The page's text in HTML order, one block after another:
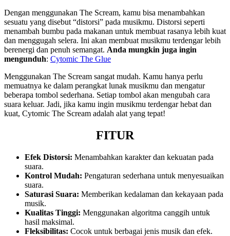
Dengan menggunakan The Scream, kamu bisa menambahkan
sesuatu yang disebut “distorsi” pada musikmu. Distorsi seperti
menambah bumbu pada makanan untuk membuat rasanya lebih kuat
dan menggugah selera. Ini akan membuat musikmu terdengar lebih
berenergi dan penuh semangat. Anda mungkin juga ingin
mengunduh: Cytomic The Glue
Menggunakan The Scream sangat mudah. Kamu hanya perlu
memuatnya ke dalam perangkat lunak musikmu dan mengatur
beberapa tombol sederhana. Setiap tombol akan mengubah cara
suara keluar. Jadi, jika kamu ingin musikmu terdengar hebat dan
kuat, Cytomic The Scream adalah alat yang tepat!
FITUR
Efek Distorsi: Menambahkan karakter dan kekuatan pada
suara.
Kontrol Mudah: Pengaturan sederhana untuk menyesuaikan
suara.
Saturasi Suara: Memberikan kedalaman dan kekayaan pada
musik.
Kualitas Tinggi: Menggunakan algoritma canggih untuk
hasil maksimal.
Fleksibilitas: Cocok untuk berbagai jenis musik dan efek.